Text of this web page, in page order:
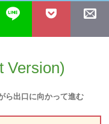
Version)
ら出口に向かって進む